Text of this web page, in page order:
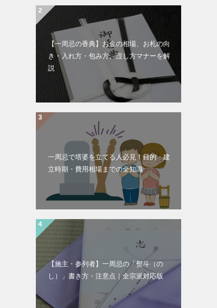
【一周忌の香典】お金の相場、お札の向
き・入れ方・包み方、渡し方マナーを解
説
一周忌で塔婆を立てる人必見！目的・建
立時期・費用相場までの全知識
【施主・参列者】一周忌の「熨斗（の
し）」書き方・注意点｜全宗派対応版